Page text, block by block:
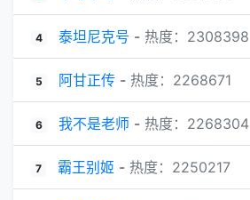
4 泰坦尼克号 - 热度：2308398
5 阿甘正传- 热度：2268671
6 我不是老师- 热度：2268304
7 霸王别姬 - 热度：2250217